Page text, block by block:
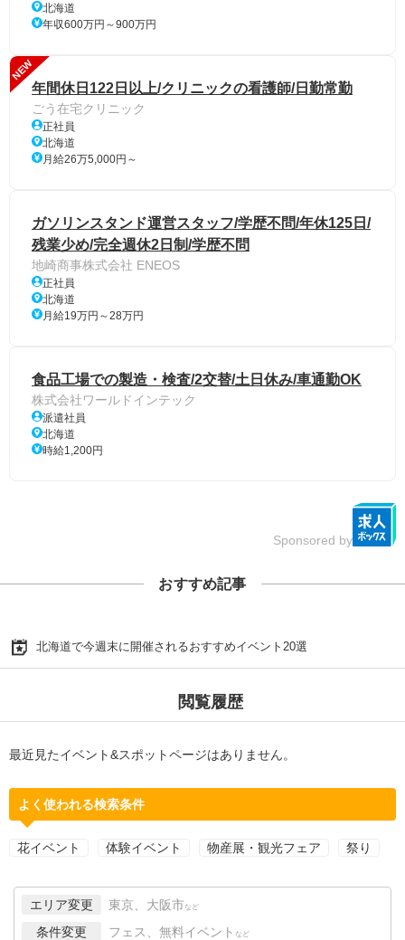
北海道
年収600万円～900万円
NEW
年間休日122日以上/クリニックの看護師/日勤常勤
ごう在宅クリニック
正社員
北海道
月給26万5,000円～
ガソリンスタンド運営スタッフ/学歴不問/年休125日/
残業少め/完全週休2日制/学歴不問
地崎商事株式会社 ENEOS
正社員
北海道
月給19万円～28万円
食品工場での製造・検査/2交替/土日休み/車通勤OK
株式会社ワールドインテック
派遣社員
北海道
時給1,200円
Sponsored by
おすすめ記事
北海道で今週末に開催されるおすすめイベント20選
閲覧履歴
最近見たイベント&スポットページはありません。
よく使われる検索条件
花イベント 体験イベント 物産展・観光フェア 祭り
エリア変更 東京、大阪市 など
条件変更 フェス、無料イベント など